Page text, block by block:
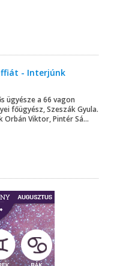
- Interjúnk
ügyésze a 66 vagon
főügyész, Szeszák Gyula.
Viktor, Pintér Sá...